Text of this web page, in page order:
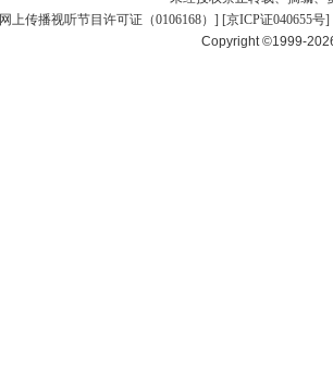
上传播视听节目许可证（0106168） ] [京ICP证040655号]
Copyright ©1999-